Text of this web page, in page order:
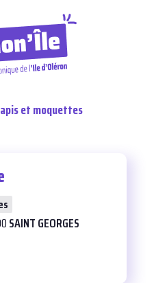
et moquettes
SAINT GEORGES